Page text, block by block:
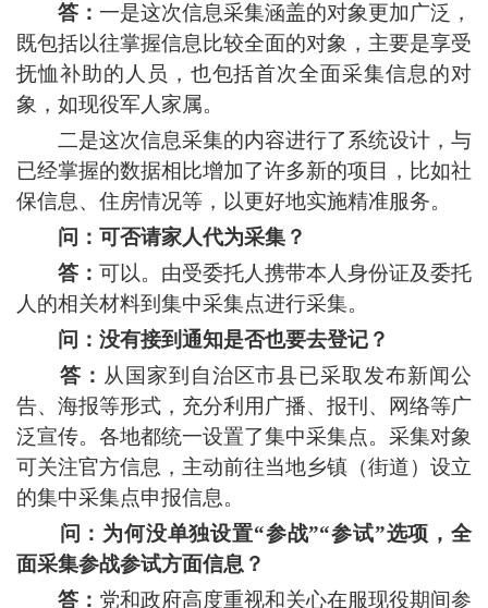
答： 一是这次信息采集涵盖的对象更加广泛，
既包括以往掌握信息比较全面的对象，主要是享受
抚恤补助的人员，也包括首次全面采集信息的对
象，如现役军人家属。
二是这次信息采集的内容进行了系统设计，与
已经掌握的数据相比增加了许多新的项目，比如社
保信息、住房情况等，以更好地实施精准服务。
问：可否请家人代为采集？
答： 可以。由受委托人携带本人身份证及委托
人的相关材料到集中采集点进行采集。
问：没有接到通知是否也要去登记？
答： 从国家到自治区市县已采取发布新闻公
告、海报等形式，充分利用广播、报刊、网络等广
泛宣传。各地都统一设置了集中采集点。采集对象
可关注官方信息，主动前往当地乡镇（街道）设立
的集中采集点申报信息。
问：为何没单独设置“参战”“参试”选项，全
面采集参战参试方面信息？
答： 党和政府高度重视和关心在服现役期间参